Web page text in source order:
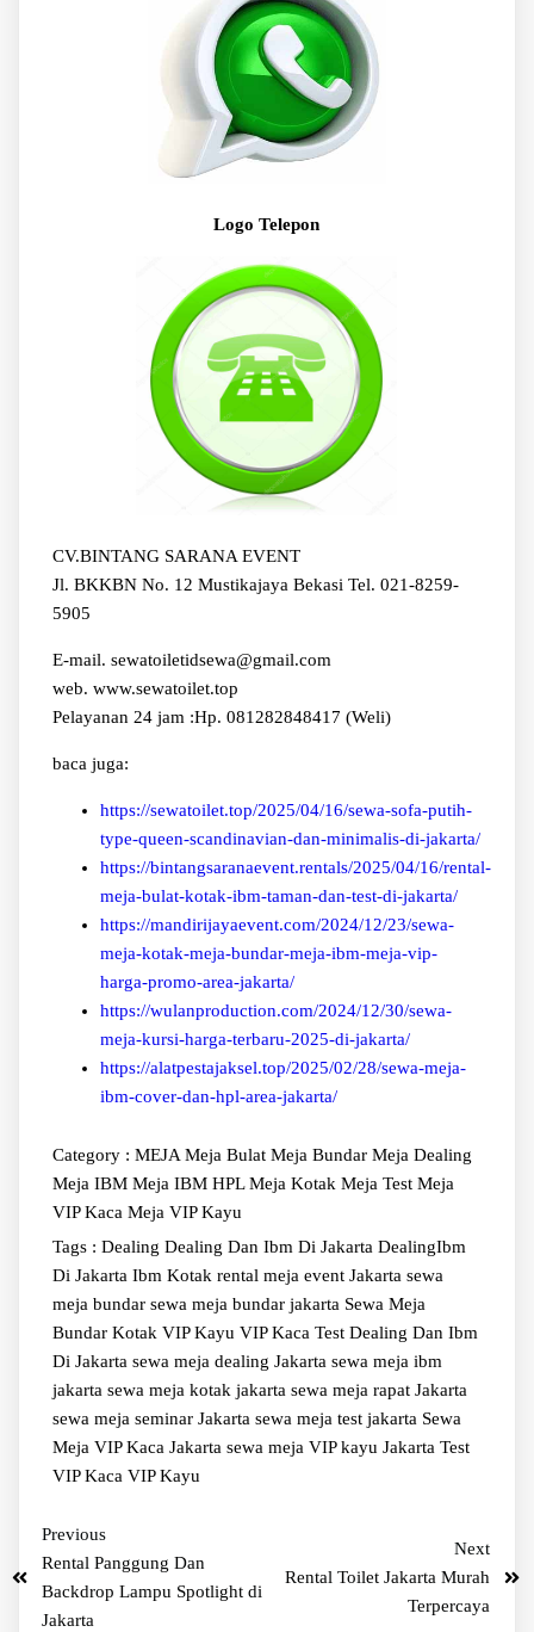
Logo Telepon
CV.BINTANG SARANA EVENT
Jl. BKKBN No. 12 Mustikajaya Bekasi Tel. 021-8259-
5905
E-mail. sewatoiletidsewa@gmail.com
web. www.sewatoilet.top
Pelayanan 24 jam :Hp. 081282848417 (Weli)
baca juga:
https://sewatoilet.top/2025/04/16/sewa-sofa-putih-
type-queen-scandinavian-dan-minimalis-di-jakarta/
https://bintangsaranaevent.rentals/2025/04/16/rental-
meja-bulat-kotak-ibm-taman-dan-test-di-jakarta/
https://mandirijayaevent.com/2024/12/23/sewa-
meja-kotak-meja-bundar-meja-ibm-meja-vip-
harga-promo-area-jakarta/
https://wulanproduction.com/2024/12/30/sewa-
meja-kursi-harga-terbaru-2025-di-jakarta/
https://alatpestajaksel.top/2025/02/28/sewa-meja-
ibm-cover-dan-hpl-area-jakarta/
Category : MEJA Meja Bulat Meja Bundar Meja Dealing
Meja IBM Meja IBM HPLMeja Kotak Meja Test Meja
VIP Kaca Meja VIP Kayu
Tags : Dealing Dealing Dan Ibm Di Jakarta DealingIbm
Di Jakarta Ibm Kotak rental meja event Jakarta sewa
meja bundar sewa meja bundar jakarta Sewa Meja
Bundar Kotak VIP Kayu VIP Kaca Test Dealing Dan Ibm
Di Jakarta sewa meja dealing Jakarta sewa meja ibm
jakarta sewa meja kotak jakarta sewa meja rapat Jakarta
sewa meja seminar Jakarta sewa meja test jakarta Sewa
Meja VIP Kaca Jakarta sewa meja VIP kayu Jakarta Test
VIP Kaca VIP Kayu
Previous
Rental Panggung Dan
Backdrop Lampu Spotlight di
Jakarta
Next
Rental Toilet Jakarta Murah
Terpercaya